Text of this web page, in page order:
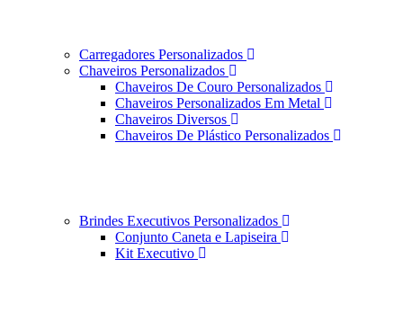
Carregadores Personalizados
Chaveiros Personalizados
Chaveiros De Couro Personalizados
Chaveiros Personalizados Em Metal
Chaveiros Diversos
Chaveiros De Plástico Personalizados
Brindes Executivos Personalizados
Conjunto Caneta e Lapiseira
Kit Executivo